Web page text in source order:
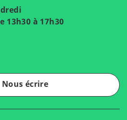
13h30 à 17h30
Nous écrire